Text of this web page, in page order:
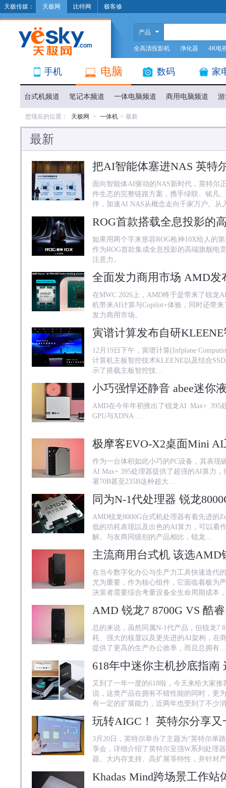
天极传媒： 天极网 比特网 极客修
产品
全高清投影机 净化器 4K电
手机 电脑 数码 家
台式机频道 笔记本频道 一体电脑频道 商用电脑频道
您现在的位置： 天极网 > 一体机 > 最新
最新
面向智能体AI驱动的NAS新时代，英特尔
件生态的完整链路方案，携手绿联、铭凡
伴，加速AI NAS从概念走向千家万户。
如果用两个字来形容ROG枪神10X给人的
作为ROG首款集成全息投影的高端旗舰电
注意力。
在MWC 2026上，AMD终于是带来了锐龙
机带来AI计算与Copilot+体验，同时还带
发力商用市场。
12月19日下午，寅谱计算(Infplane
计算机主板智控技术KLEENE以及结合
示了搭载主板智控技…
AMD在今年年初推出了锐龙AI Max+
GPU与XDNA …
作为一台体积如此小巧的PC设备，其表
AI Max+ 395处理器提供了超强的AI算力
署70B甚至235B这种超大…
AMD锐龙8000G台式机处理器有着先进的
低的功耗表现以及出色的AI算力，可以看
解。与友商同级别的产品相比，锐龙…
在当今数字化办公与生产力工具快速迭代
尤为重要，作为核心组件，它面临着极为
决策者需要综合考量设备全生命周期成本
总的来说，虽然同属N-1代产品，但锐龙7
耗、强大的核显以及更先进的AI架构，在
提供了更高的生产办公效率，而且总拥有…
618年中迷你主机抄底指南
又到了一年一度的618啦，今天来给大家
说，这类产品在拥有不错性能的同时，更
有一定的扩展能力，近两年也受到了不少
玩转AIGC！ 英特尔分享
3月20日，英特尔举办了主题为“英特尔单
享会，详细介绍了英特尔至强W系列处理
器、大内存支持、高扩展等特性，并针对